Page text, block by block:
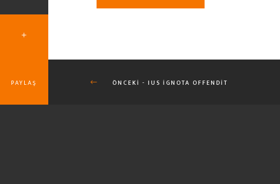
PAYLAŞ ÖNCEKI - IUS IGNOTA OFFENDIT